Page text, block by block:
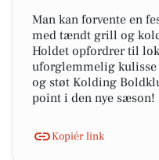
Man kan forvente en
med tændt grill og
Holdet opfordrer til
uforglemmelig kulisse
og støt Kolding
point i den nye sæson!
Kopiér link